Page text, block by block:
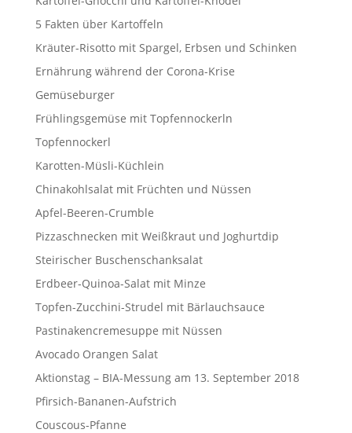
5 Fakten über Kartoffeln
Kräuter-Risotto mit Spargel, Erbsen und Schinken
Ernährung während der Corona-Krise
Gemüseburger
Frühlingsgemüse mit Topfennockerln
Topfennockerl
Karotten-Müsli-Küchlein
Chinakohlsalat mit Früchten und Nüssen
Apfel-Beeren-Crumble
Pizzaschnecken mit Weißkraut und Joghurtdip
Steirischer Buschenschanksalat
Erdbeer-Quinoa-Salat mit Minze
Topfen-Zucchini-Strudel mit Bärlauchsauce
Pastinakencremesuppe mit Nüssen
Avocado Orangen Salat
Aktionstag – BIA-Messung am 13. September 2018
Pfirsich-Bananen-Aufstrich
Couscous-Pfanne